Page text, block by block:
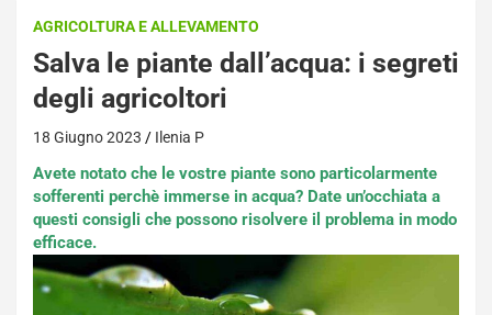
AGRICOLTURA E ALLEVAMENTO
Salva le piante dall’acqua: i segreti
degli agricoltori
18 Giugno 2023 Ilenia P
Avete notato che le vostre piante sono particolarmente
sofferenti perchè immerse in acqua? Date un’occhiata a
questi consigli che possono risolvere il problema in modo
efficace.